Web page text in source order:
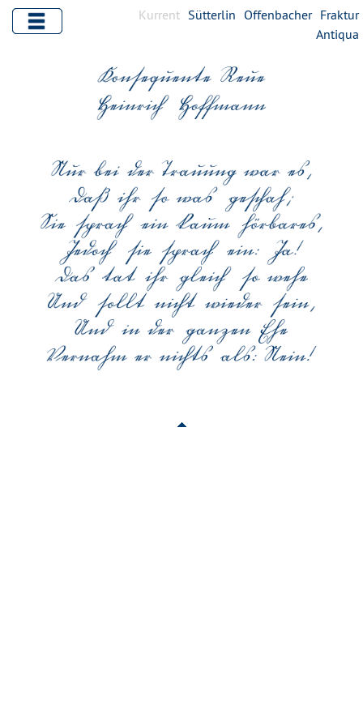
Kurrent Sütterlin Offenbacher Fraktur
Antiqua